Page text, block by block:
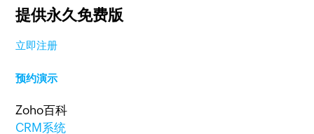
提供永久免费版
立即注册
预约演示
Zoho百科
CRM系统